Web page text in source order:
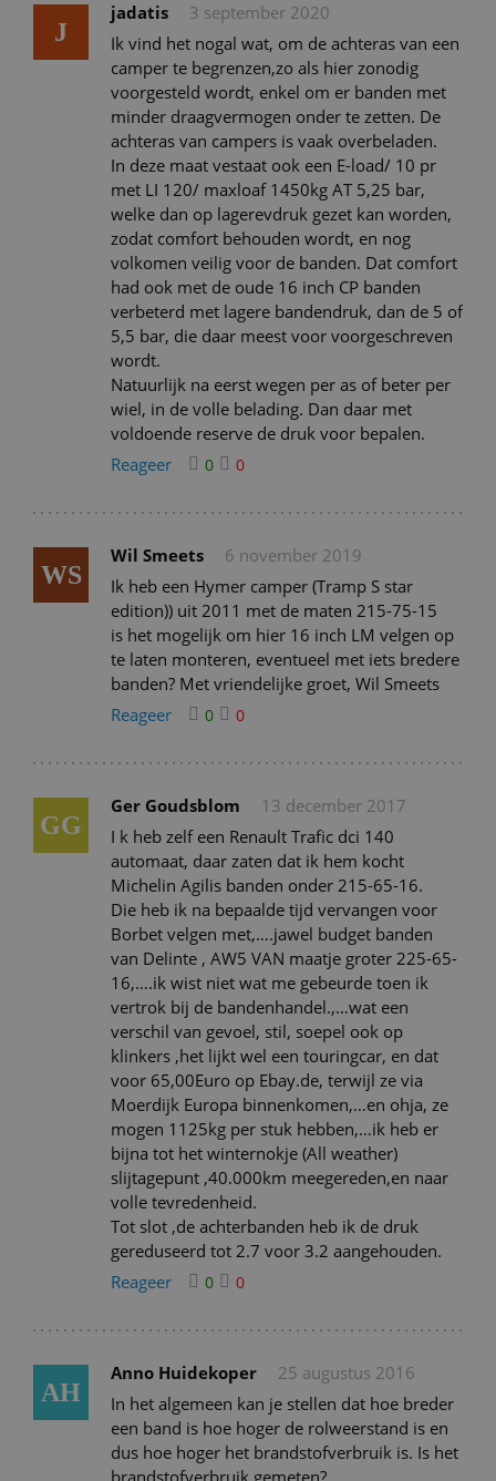
J
jadatis
3 september 2020
Ik vind het nogal wat, om de achteras van een
camper te begrenzen,zo als hier zonodig
voorgesteld wordt, enkel om er banden met
minder draagvermogen onder te zetten. De
achteras van campers is vaak overbeladen.
In deze maat vestaat ook een E-load/ 10 pr
met LI 120/ maxloaf 1450kg AT 5,25 bar,
welke dan op lagerevdruk gezet kan worden,
zodat comfort behouden wordt, en nog
volkomen veilig voor de banden. Dat comfort
had ook met de oude 16 inch CP banden
verbeterd met lagere bandendruk, dan de 5 of
5,5 bar, die daar meest voor voorgeschreven
wordt.
Natuurlijk na eerst wegen per as of beter per
wiel, in de volle belading. Dan daar met
voldoende reserve de druk voor bepalen.
Reageer
0 0
WS
Wil Smeets
6 november 2019
Ik heb een Hymer camper (Tramp S star
edition)) uit 2011 met de maten 215-75-15
is het mogelijk om hier 16 inch LM velgen op
te laten monteren, eventueel met iets bredere
banden? Met vriendelijke groet, Wil Smeets
Reageer
0 0
GG
Ger Goudsblom
13 december 2017
I k heb zelf een Renault Trafic dci 140
automaat, daar zaten dat ik hem kocht
Michelin Agilis banden onder 215-65-16.
Die heb ik na bepaalde tijd vervangen voor
Borbet velgen met,….jawel budget banden
van Delinte , AW5 VAN maatje groter 225-65-
16,….ik wist niet wat me gebeurde toen ik
vertrok bij de bandenhandel.,…wat een
verschil van gevoel, stil, soepel ook op
klinkers ,het lijkt wel een touringcar, en dat
voor 65,00Euro op Ebay.de, terwijl ze via
Moerdijk Europa binnenkomen,…en ohja, ze
mogen 1125kg per stuk hebben,…ik heb er
bijna tot het winternokje (All weather)
slijtagepunt ,40.000km meegereden,en naar
volle tevredenheid.
Tot slot ,de achterbanden heb ik de druk
gereduseerd tot 2.7 voor 3.2 aangehouden.
Reageer
0 0
AH
Anno Huidekoper
25 augustus 2016
In het algemeen kan je stellen dat hoe breder
een band is hoe hoger de rolweerstand is en
dus hoe hoger het brandstofverbruik is. Is het